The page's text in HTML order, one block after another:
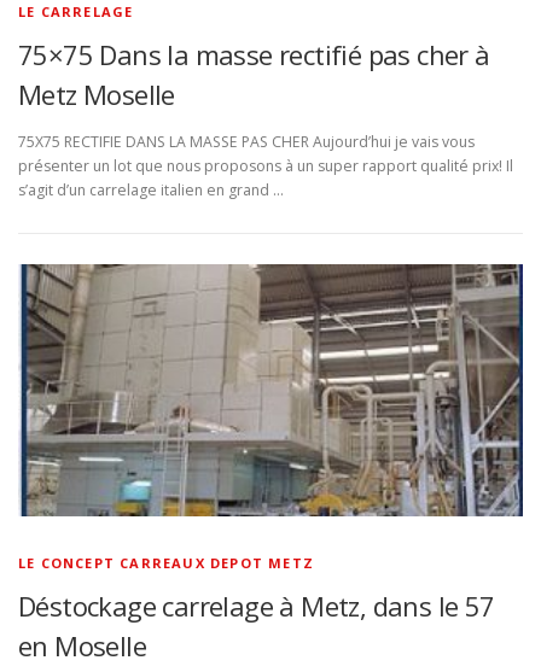
LE CARRELAGE
75×75 Dans la masse rectifié pas cher à
Metz Moselle
75X75 RECTIFIE DANS LA MASSE PAS CHER Aujourd’hui je vais vous
présenter un lot que nous proposons à un super rapport qualité prix! Il
s’agit d’un carrelage italien en grand …
LE CONCEPT CARREAUX DEPOT METZ
Déstockage carrelage à Metz, dans le 57
en Moselle